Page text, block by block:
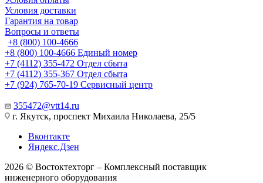
Условия доставки
Гарантия на товар
Вопросы и ответы
+8 (800) 100-4666
+8 (800) 100-4666 Единый номер
+7 (4112) 355-472 Отдел сбыта
+7 (4112) 355-367 Отдел сбыта
+7 (924) 765-70-19 Сервисный центр
355472@vtt14.ru
г. Якутск, проспект Михаила Николаева, 25/5
Вконтакте
Яндекс.Дзен
2026 © Востоктехторг – Комплексный поставщик
инженерного оборудования